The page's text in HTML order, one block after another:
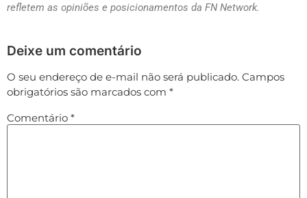
refletem as opiniões e posicionamentos da FN Network.
Deixe um comentário
O seu endereço de e-mail não será publicado. Campos
obrigatórios são marcados com *
Comentário *